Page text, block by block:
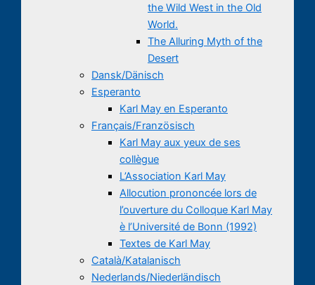
the Wild West in the Old
World.
The Alluring Myth of the
Desert
Dansk/Dänisch
Esperanto
Karl May en Esperanto
Français/Französisch
Karl May aux yeux de ses
collègue
L’Association Karl May
Allocution prononcée lors de
l’ouverture du Colloque Karl May
è l’Université de Bonn (1992)
Textes de Karl May
Català/Katalanisch
Nederlands/Niederländisch